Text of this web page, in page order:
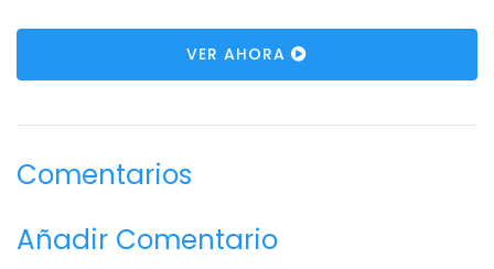
VER AHORA
Comentarios
Añadir Comentario